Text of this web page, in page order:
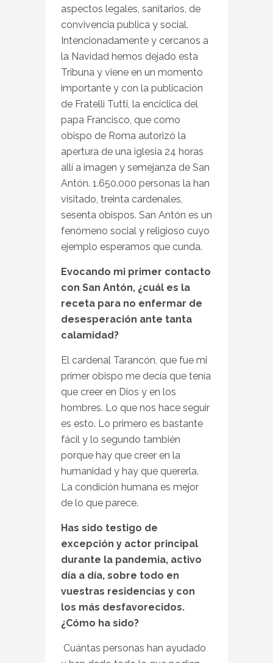
aspectos legales, sanitarios, de
convivencia publica y social.
Intencionadamente y cercanos a
la Navidad hemos dejado esta
Tribuna y viene en un momento
importante y con la publicación
de Fratelli Tutti, la encíclica del
papa Francisco, que como
obispo de Roma autorizó la
apertura de una iglesia 24 horas
allí a imagen y semejanza de San
Antón. 1.650.000 personas la han
visitado, treinta cardenales,
sesenta obispos. San Antón es un
fenómeno social y religioso cuyo
ejemplo esperamos que cunda.
Evocando mi primer contacto
con San Antón, ¿cuál es la
receta para no enfermar de
desesperación ante tanta
calamidad?
El cardenal Tarancón, que fue mi
primer obispo me decía que tenía
que creer en Dios y en los
hombres. Lo que nos hace seguir
es esto. Lo primero es bastante
fácil y lo segundo también
porque hay que creer en la
humanidad y hay que quererla.
La condición humana es mejor
de lo que parece.
Has sido testigo de
excepción y actor principal
durante la pandemia, activo
día a día, sobre todo en
vuestras residencias y con
los más desfavorecidos.
¿Cómo ha sido?
Cuántas personas han ayudado